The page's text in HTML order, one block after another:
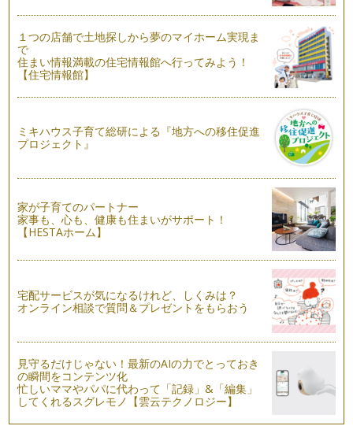
ボウル２つを用意して混ぜるだけ！ヨーグルトと蜂蜜のとろけ
るムース
こんにちは！お菓子研究家 橋本清美です。 今回は、暑い夏
にぴったり、冷やすだけの簡…
こんにちは！お菓子研究家 橋本清美です。今回は、ボウル一
つに材料を順にまぜて、フライパンで…
こんにちは！お菓子研究家 橋本清美です。 今回は、お手軽
につくるべーコンときのこの…
マンゴーのタルト
こんにちは！ お菓子研究家 橋本清美です。 今回は初夏にぴ
ったりのマンゴー…
ベイクドチーズケーキ ブルーベリー添え
こんにちは！お菓子研究家 橋本清美です。今日は、初夏にふ
イチゴのミルフィーユ
こんにちは！お菓子研究家の橋本清美です。 今回はいちごも
最終の季節となり、とびきり美味しく…
１つの店舗で土地探しから夢のマイホーム実現ま
で
住まい情報満載の住宅情報館へ行ってみよう！
【住宅情報館】
ミキハウス子育て総研による『地方への移住促進
プロジェクト』
家が子育てのパートナー
家事も、心も、健康も住まいがサポート！
【HESTAホーム】
宅配サービスが気になるけれど、しくみは？
オンライン相談で質問＆プレゼントをもらおう
見守るだけじゃない！最新のAIの力でとっておき
の瞬間をコンテンツ化
忙しいママやパパに代わって「記録」&「編集」
してくれるスグレモノ【雲云テクノロジー】